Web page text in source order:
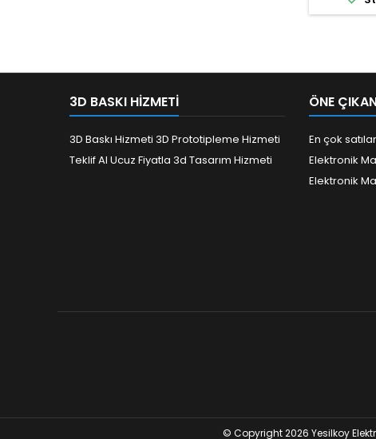
3D BASKI HIZMETI
3D Baskı Hizmeti 3D Prototipleme Hizmeti
Teklif Al Ucuz Fiyatla 3d Tasarım Hizmeti
ÖNE
En çok
Elektronik
Elektronik
© Copyright 2026 Yesilkoy